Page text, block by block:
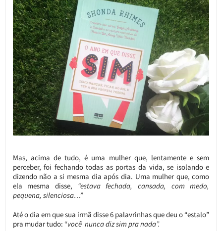
Mas, acima de tudo, é uma mulher que, lentamente e sem
perceber, foi fechando todas as portas da vida, se isolando e
dizendo não a si mesma dia após dia. Uma mulher que, como
ela mesma disse, “estava fechada, cansada, com medo,
pequena, silenciosa…”
Até o dia em que sua irmã disse 6 palavrinhas que deu o “estalo”
pra mudar tudo: “você nunca diz sim pra nada”.